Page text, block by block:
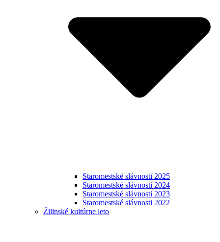
Staromestské slávnosti 2025
Staromestské slávnosti 2024
Staromestské slávnosti 2023
Staromestské slávnosti 2022
Žilinské kultúrne leto